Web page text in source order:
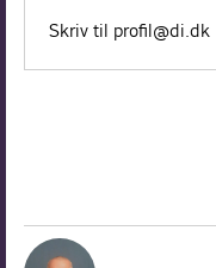
Skriv til profil@di.dk